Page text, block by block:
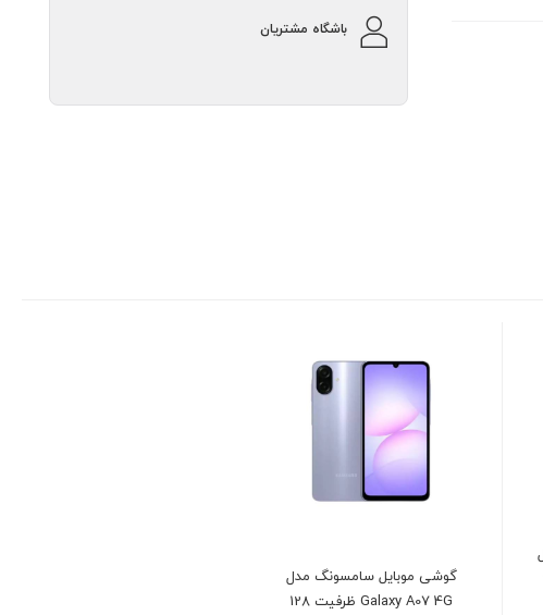
باشگاه مشتریان
گوشی موبايل سامسونگ مدل
Galaxy A07 4G ظرفیت 128